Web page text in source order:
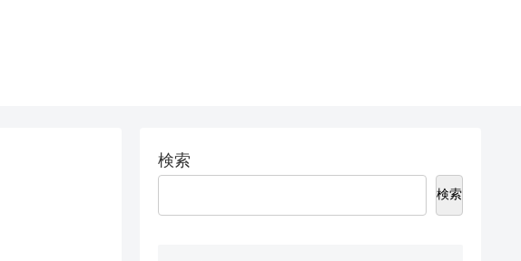
検索
検索